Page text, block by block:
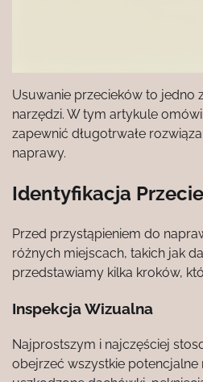
Usuwanie przecieków to jedno
narzędzi. W tym artykule
zapewnić długotrwałe
naprawy.
Identyfikacja
Przed przystąpieniem do
różnych miejscach, takich jak
przedstawiamy kilka kroków,
Inspekcja Wizualna
Najprostszym i najczęściej
obejrzeć wszystkie